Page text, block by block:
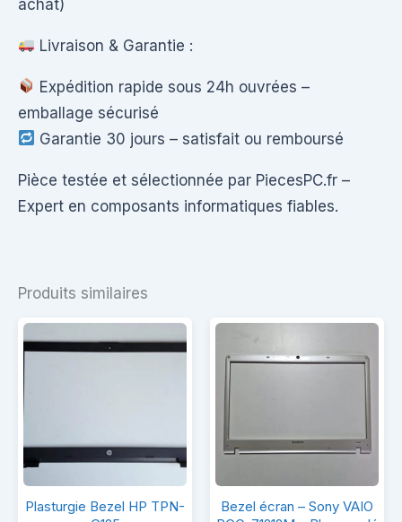
achat)
Livraison & Garantie :
Expédition rapide sous 24h ouvrées –
emballage sécurisé
Garantie 30 jours – satisfait ou remboursé
Pièce testée et sélectionnée par PiecesPC.fr –
Expert en composants informatiques fiables.
Produits similaires
Plasturgie
Plasturgie Bezel HP TPN-
Bezel
Bezel écran – Sony VAIO